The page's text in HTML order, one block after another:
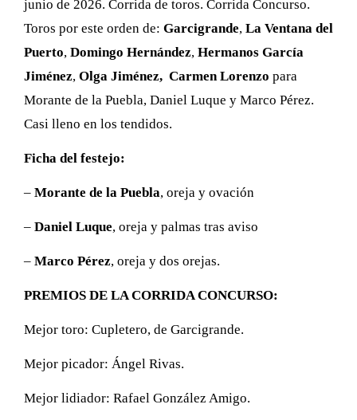
junio de 2026. Corrida de toros. Corrida Concurso.
Toros por este orden de: Garcigrande, La Ventana del
Puerto, Domingo Hernández, Hermanos García
Jiménez, Olga Jiménez, Carmen Lorenzo para
Morante de la Puebla, Daniel Luque y Marco Pérez.
Casi lleno en los tendidos.
Ficha del festejo:
– Morante de la Puebla, oreja y ovación
– Daniel Luque, oreja y palmas tras aviso
– Marco Pérez, oreja y dos orejas.
PREMIOS DE LA CORRIDA CONCURSO:
Mejor toro: Cupletero, de Garcigrande.
Mejor picador: Ángel Rivas.
Mejor lidiador: Rafael González Amigo.